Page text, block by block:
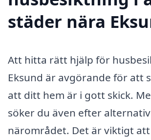
städer nära
Att hitta rätt hjälp för
Eksund är avgörande för att
att ditt hem är i gott skick.
söker du även efter
närområdet. Det är viktigt